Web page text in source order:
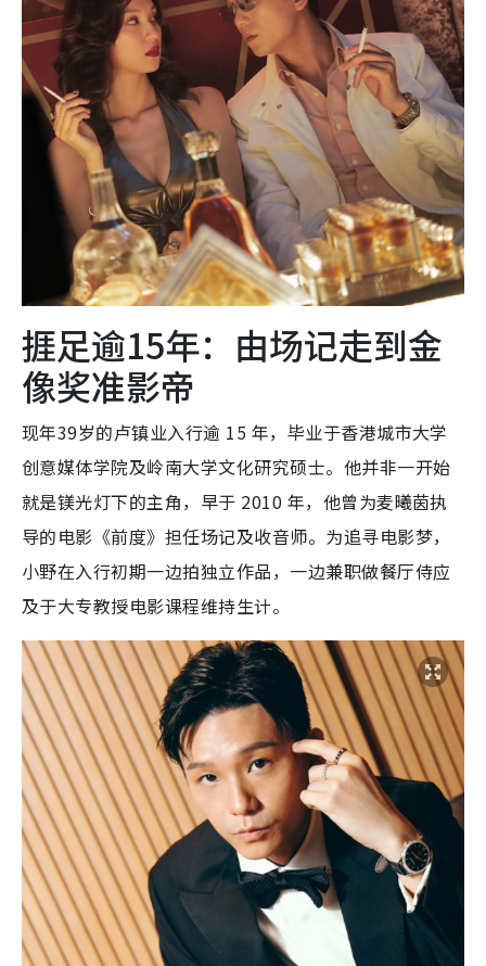
捱足逾15年：由场记走到金
像奖准影帝
现年39岁的卢镇业入行逾 15 年，毕业于香港城市大学
创意媒体学院及岭南大学文化研究硕士。他并非一开始
就是镁光灯下的主角，早于 2010 年，他曾为麦曦茵执
导的电影《前度》担任场记及收音师。为追寻电影梦，
小野在入行初期一边拍独立作品，一边兼职做餐厅侍应
及于大专教授电影课程维持生计。